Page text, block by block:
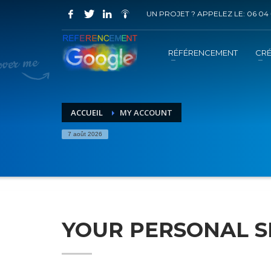
COMMENT ACHETER UN PRESTATION
1 Choisir la prestation
Vous recevrez sous 5 jours ouvrés un mail de
UN PROJET ? APPELEZ LE: 06 04
RÉFÉRENCEMENT
ACCUEIL MY ACCOUNT
7 août 2026
YOUR PERSONAL